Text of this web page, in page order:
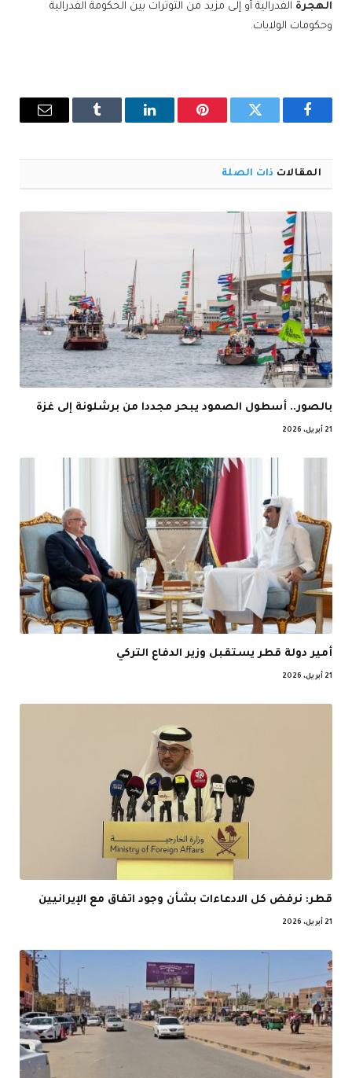
الهجرة الفدرالية أو إلى مزيد من التوترات بين الحكومة الفدرالية
وحكومات الولايات.
فيسبوك تويتر بينتيريستلينكدإن Tumblr
البريد
المقالات ذات الصلة
بالصور.. أسطول الصمود يبحر مجددا من برشلونة إلى غزة
21 أبريل، 2026
أمير دولة قطر يستقبل وزير الدفاع التركي
21 أبريل، 2026
قطر: نرفض كل الادعاءات بشأن وجود اتفاق مع الإيرانيين
21 أبريل، 2026